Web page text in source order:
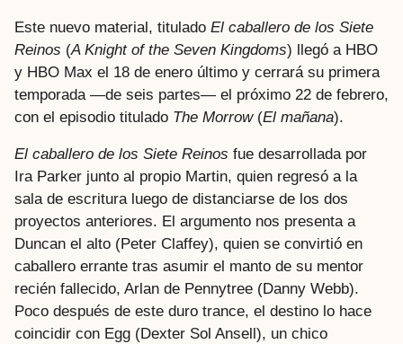
Este nuevo material, titulado El caballero de los Siete
Reinos (A Knight of the Seven Kingdoms) llegó a HBO
y HBO Max el 18 de enero último y cerrará su primera
temporada —de seis partes— el próximo 22 de febrero,
con el episodio titulado The Morrow (El mañana).
El caballero de los Siete Reinos fue desarrollada por
Ira Parker junto al propio Martin, quien regresó a la
sala de escritura luego de distanciarse de los dos
proyectos anteriores. El argumento nos presenta a
Duncan el alto (Peter Claffey), quien se convirtió en
caballero errante tras asumir el manto de su mentor
recién fallecido, Arlan de Pennytree (Danny Webb).
Poco después de este duro trance, el destino lo hace
coincidir con Egg (Dexter Sol Ansell), un chico